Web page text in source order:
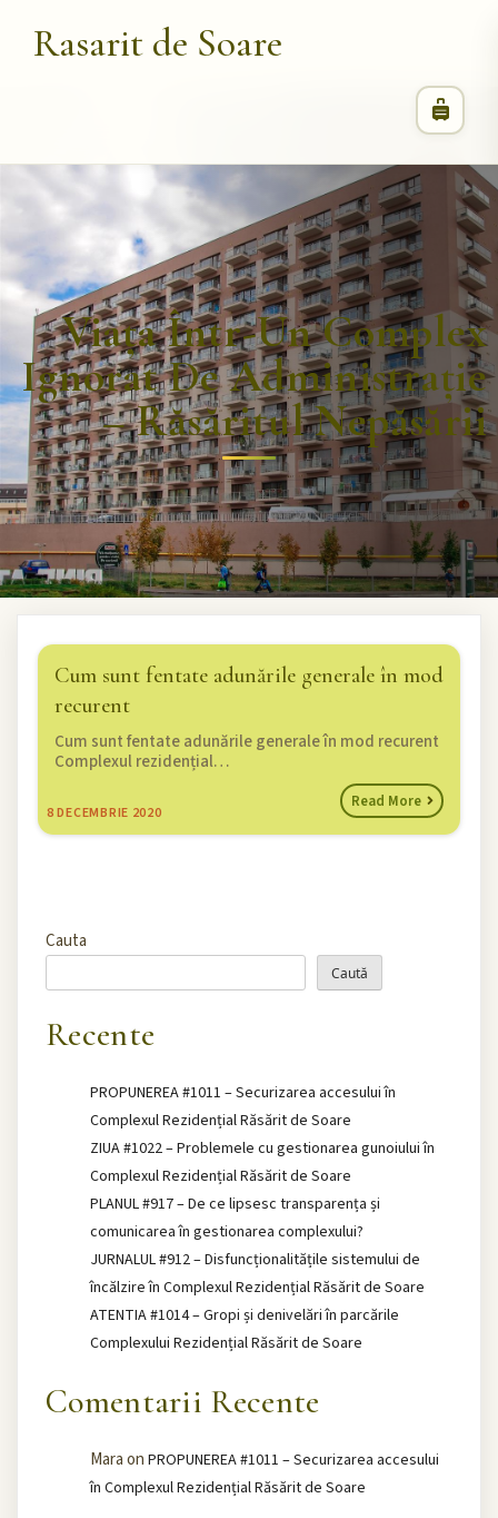
Rasarit de Soare
Viața Într-Un Complex
Ignorat De Administrație
– Răsăritul Nepăsării
Cum sunt fentate adunările generale în mod
recurent
8 DECEMBRIE 2020
Cum sunt fentate adunările generale în mod recurent
Complexul rezidențial…
Read More
Cauta
Caută
Recente
PROPUNEREA #1011 – Securizarea accesului în
Complexul Rezidențial Răsărit de Soare
ZIUA #1022 – Problemele cu gestionarea gunoiului în
Complexul Rezidențial Răsărit de Soare
PLANUL #917 – De ce lipsesc transparența și
comunicarea în gestionarea complexului?
JURNALUL #912 – Disfuncționalitățile sistemului de
încălzire în Complexul Rezidențial Răsărit de Soare
ATENTIA #1014 – Gropi și denivelări în parcările
Complexului Rezidențial Răsărit de Soare
Comentarii Recente
Maraon PROPUNEREA #1011 – Securizarea accesului
în Complexul Rezidențial Răsărit de Soare